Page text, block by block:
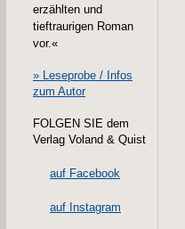
erzählten und
tieftraurigen Roman
vor.«
» Leseprobe / Infos
zum Autor
FOLGEN SIE dem
Verlag Voland & Quist
auf Facebook
auf Instagram